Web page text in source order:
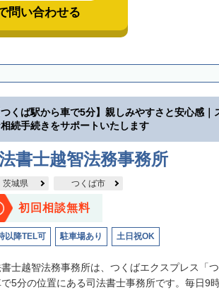
問い合わせる
つくば駅から車で5分】親しみやすさと安心感｜
続手続きをサポートいたします
書士越智法務事務所
茨城県 つくば市
初回相談無料
以降TEL可 駐車場あり 土日祝OK
士越智法務事務所は、つくばエクスプレス「
で5分の位置にある司法書士事務所です。毎日9